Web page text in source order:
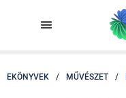
EKÖNYVEK / MŰVÉSZET /